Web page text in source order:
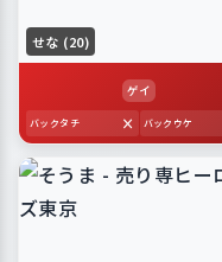
せな (20)
ゲイ
バックタチ × バックウケ